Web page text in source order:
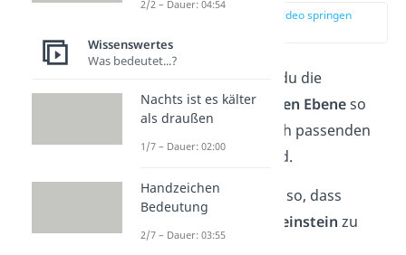
zur Stelle im Video springen
Als Nächstes ordnest du die
Kantensteinederersten Ebeneso
an, dass sie zur farblich passenden
Seite ausgerichtet sind.
Drehe die erste Ebene so, dass
nur ein Kanteneinstein zu
2/2 – Dauer: 04:54
Wissenswertes
Was bedeutet...?
Nachts ist es kälter
als draußen
1/7 – Dauer: 02:00
Handzeichen
Bedeutung
2/7 – Dauer: 03:55